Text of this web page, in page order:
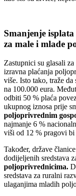
Smanjenje
za male i mlade
Zastupnici su glasali
izravna plaćanja
više. Isto tako, traže
na 100.000 eura.
odbiti 50 % plaća
ukupnog iznosa prije
poljoprivrednim
najmanje 6 %
viši od 12 % pragovi
Također, države
dodijeljenih sredstava
poljoprivrednicima.
sredstava za ruralni
ulaganjima mladih